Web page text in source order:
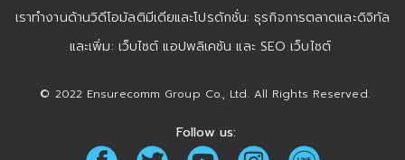
เราทำงานด้านวิดีโอมัลติมีเดียและโปรดักชั่น: ธุรกิจการตลาดและดิจิทัล
และเพิ่ม: เว็บไซต์ แอปพลิเคชัน และ SEO เว็บไซต์
© 2022 Ensurecomm Group Co., Ltd. All Rights Reserved.
Follow us: